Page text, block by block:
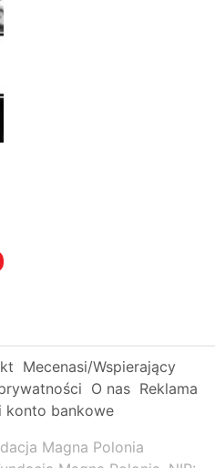
Mecenasi/Wspierający
O nas Reklama
konto bankowe
Magna Polonia